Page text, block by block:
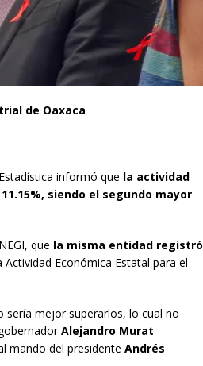
de Oaxaca
informó que la actividad
siendo el segundo mayor
que la misma entidad registró
Económica Estatal para el
sería mejor superarlos, lo cual no
Alejandro Murat
mando del presidente Andrés